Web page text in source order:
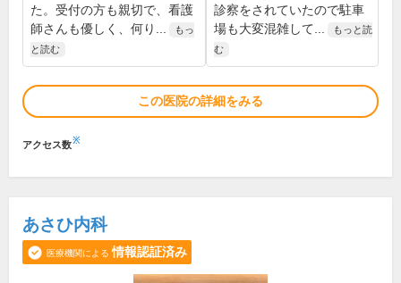
た。受付の方も親切で、看護
師さんも優しく、何り...
もっ
と読む
診察をされていたので駐車
場も大変混雑して...
もっと読
む
この医院の詳細をみる
アクセス数※
あさひ内科
医療機関による 情報認証済み